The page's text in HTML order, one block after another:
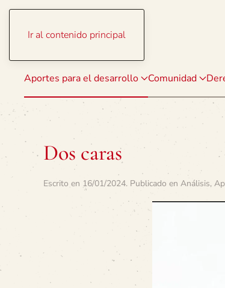
Ir al contenido principal
Aportes para el desarrollo Comunidad
Dos caras
Escrito en 16/01/2024. Publicado en Análisis,